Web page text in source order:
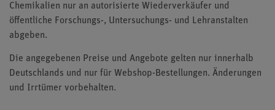
Chemikalien nur an autorisierte Wiederverkäufer und
öffentliche Forschungs-, Untersuchungs- und Lehranstalten
abgeben.
Die angegebenen Preise und Angebote gelten nur innerhalb
Deutschlands und nur für Webshop-Bestellungen. Änderungen
und Irrtümer vorbehalten.